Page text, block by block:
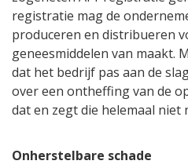
registratie mag de
produceren en distribueren
geneesmiddelen van maakt.
dat het bedrijf pas aan de
over een ontheffing van de
dat en zegt die helemaal niet
Onherstelbare schade